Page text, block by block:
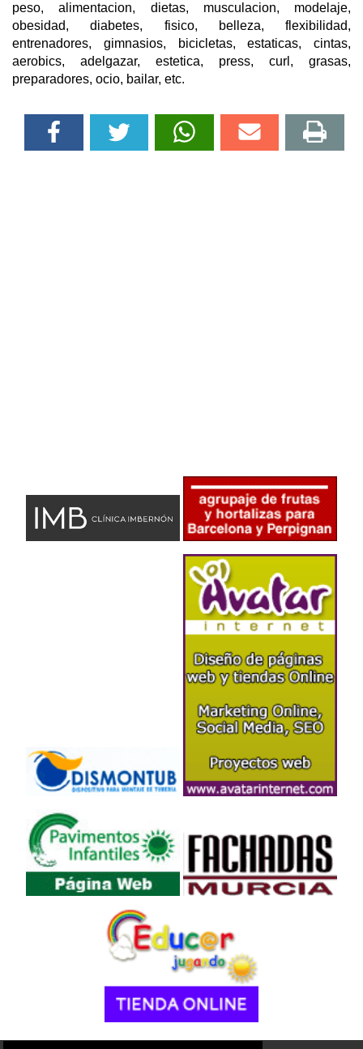
peso, alimentacion, dietas, musculacion, modelaje,
obesidad, diabetes, fisico, belleza, flexibilidad,
entrenadores, gimnasios, bicicletas, estaticas, cintas,
aerobics, adelgazar, estetica, press, curl, grasas,
preparadores, ocio, bailar, etc.